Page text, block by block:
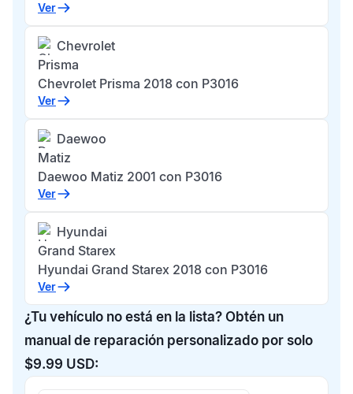
Ver
Chevrolet
Prisma
Chevrolet Prisma 2018 con P3016
Ver
Daewoo
Matiz
Daewoo Matiz 2001 con P3016
Ver
Hyundai
Grand Starex
Hyundai Grand Starex 2018 con P3016
Ver
¿Tu vehículo no está en la lista? Obtén un
manual de reparación personalizado por solo
$9.99 USD: